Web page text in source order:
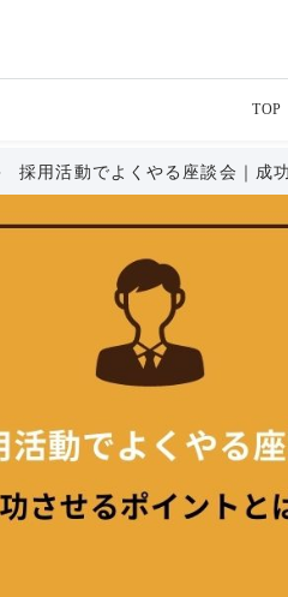
TOP
採用活動でよくやる座談会｜成